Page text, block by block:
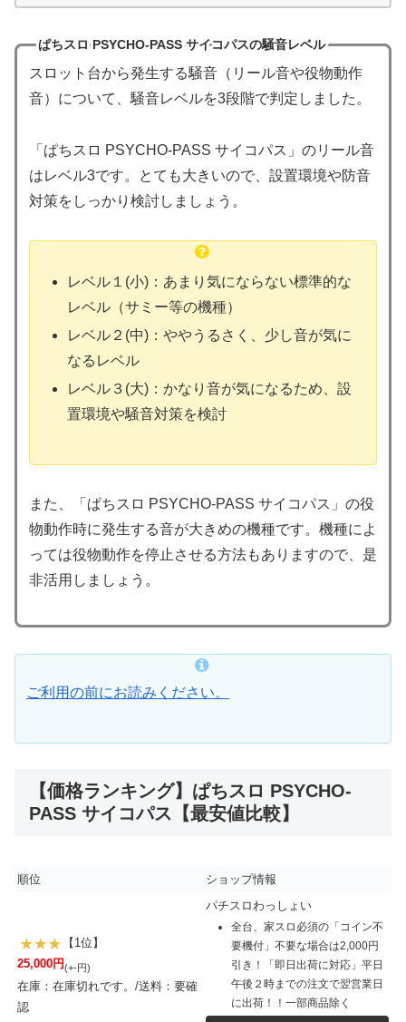
ぱちスロ PSYCHO-PASS サイコパスの騒音レベル
スロット台から発生する騒音（リール音や役物動作
音）について、騒音レベルを3段階で判定しました。
「ぱちスロ PSYCHO-PASS サイコパス」のリール音
はレベル3です。とても大きいので、設置環境や防音
対策をしっかり検討しましょう。
レベル１(小)：あまり気にならない標準的な
レベル（サミー等の機種）
レベル２(中)：ややうるさく、少し音が気に
なるレベル
レベル３(大)：かなり音が気になるため、設
置環境や騒音対策を検討
また、「ぱちスロ PSYCHO-PASS サイコパス」の役
物動作時に発生する音が大きめの機種です。機種によ
っては役物動作を停止させる方法もありますので、是
非活用しましょう。
ご利用の前にお読みください。
【価格ランキング】ぱちスロ PSYCHO-
PASS サイコパス【最安値比較】
順位 ショップ情報
【1位】
25,000円(+-円)
在庫：在庫切れです。/送料：要確
認
パチスロわっしょい
全台、家スロ必須の「コイン不
要機付」不要な場合は2,000円
引き！「即日出荷に対応」平日
午後２時までの注文で翌営業日
に出荷！！一部商品除く